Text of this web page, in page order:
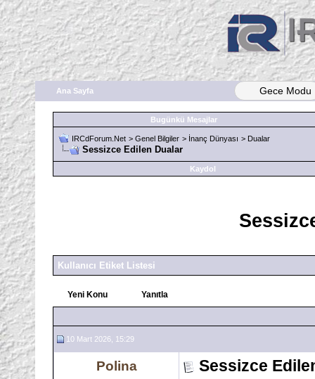
Ana Sayfa Gece Modu
Bugünkü Mesajlar
IRCdForum.Net > Genel Bilgiler > İnanç Dünyası > Dualar
Sessizce Edilen Dualar
Kaydol
Kullanıcı Etiket Listesi
Yeni Konu Yanıtla
10 Mart 2026, 15:29
Polina Sessizce